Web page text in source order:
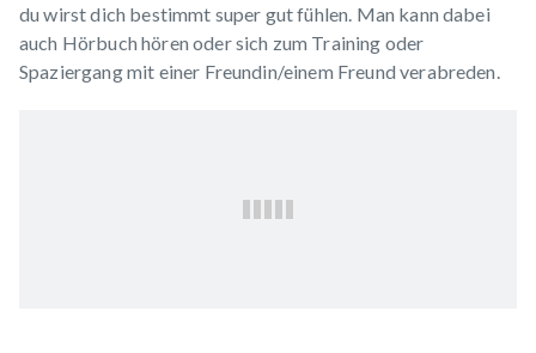
du wirst dich bestimmt super gut fühlen. Man kann dabei
auch Hörbuch hören oder sich zum Training oder
Spaziergang mit einer Freundin/einem Freund verabreden.